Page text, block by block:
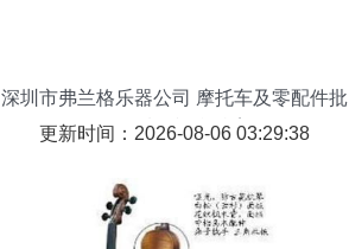
深圳市弗兰格乐器公司 摩托车及零配件批
发领域的视觉档案
更新时间：2026-08-06 03:29:38